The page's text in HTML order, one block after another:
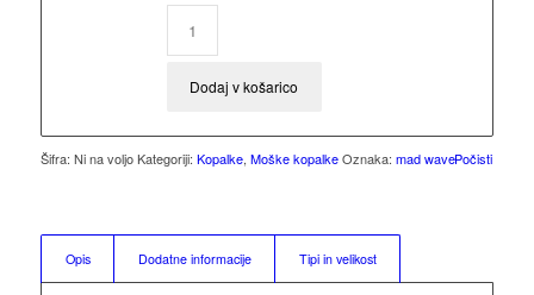
Počisti
Dodaj v košarico
Šifra: Ni na voljo Kategoriji: Kopalke, Moške kopalke Oznaka: mad wave
Opis Dodatne informacije Tipi in velikost